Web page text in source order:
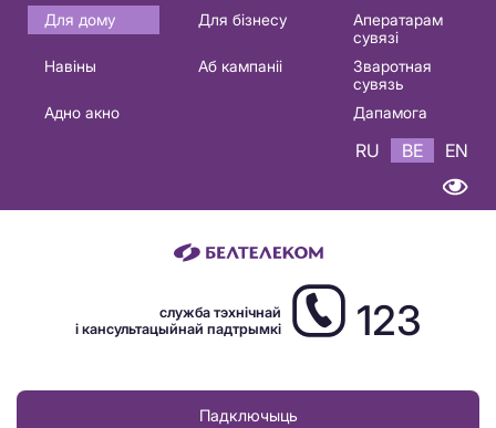
Основная
навигация
Для дому Для бізнесу
Аператарам
сувязі
Навіны
Аб кампаніі
Зваротная
сувязь
Адно акно
Дапамога
RU BE EN
служба тэхнічнай
і кансультацыйнай падтрымкі
123
Падключыць